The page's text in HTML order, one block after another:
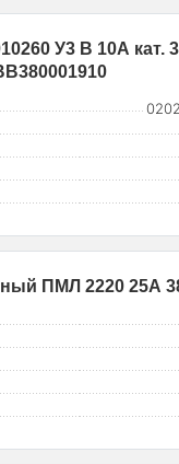
У3 В 10А
ПМЛ 2220 25А